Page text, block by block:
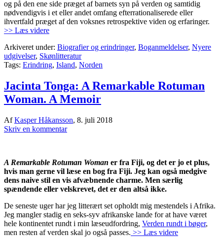
og på den ene side præget af barnets syn på verden og samtidig
nødvendigvis i et eller andet omfang efterrationaliserede eller
ihvertfald præget af den voksnes retrospektive viden og erfaringer.
>> Læs videre
Arkiveret under: Biografier og erindringer, Boganmeldelser, Nyere
udgivelser, Skønlitteratur
Tags: Erindring, Island, Norden
Jacinta Tonga: A Remarkable Rotuman
Woman. A Memoir
AfKasper Håkansson, 8. juli 2018
Skriv en kommentar
‪A Remarkable Rotuman Woman er fra Fiji, og det er jo et plus,
hvis man gerne vil læse en bog fra Fiji. Jeg kan også medgive
dens naive stil en vis afvæbnende charme. Men særlig
spændende eller velskrevet, det er den altså ikke. ‬
De seneste uger har jeg litterært set opholdt mig mestendels i Afrika.
Jeg mangler stadig en seks-syv afrikanske lande for at have været
hele kontinentet rundt i min læseudfordring, Verden rundt i bøger,
men resten af verden skal jo også passes. >> Læs videre